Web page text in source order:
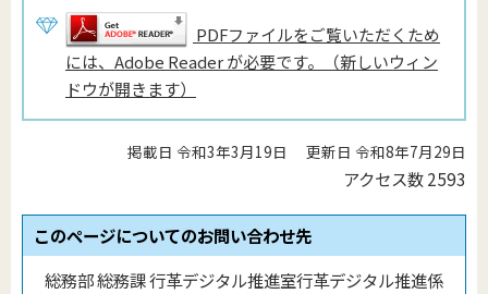
PDFファイルをご覧いただくため
には、Adobe Reader が必要です。（新しいウィン
ドウが開きます）
掲載日 令和3年3月19日 更新日 令和8年7月29日
アクセス数2593
このページについてのお問い合わせ先
総務部 総務課 行革デジタル推進室行革デジタル推進係